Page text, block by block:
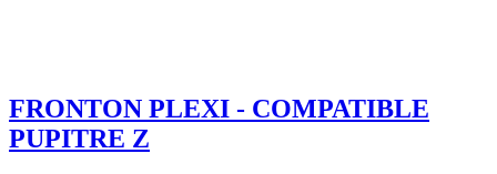
FRONTON PLEXI - COMPATIBLE
PUPITRE Z